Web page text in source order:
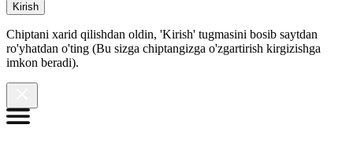
Kirish
Chiptani xarid qilishdan oldin, 'Kirish' tugmasini bosib saytdan
ro'yhatdan o'ting (Bu sizga chiptangizga o'zgartirish kirgizishga
imkon beradi).